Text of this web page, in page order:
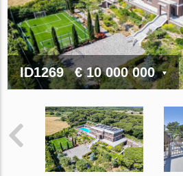
ID1269 € 10 000 000